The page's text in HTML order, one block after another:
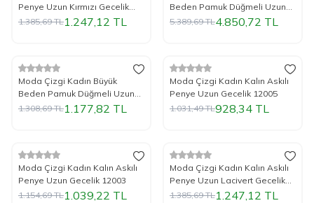
Penye Uzun Kırmızı Gecelik
12001
1.385,69TL1.247,12 TL
Beden Pamuk Düğmeli Uzun
Kol Tunik Gecelik 12207
5.389,69TL4.850,72 TL
%10İndirim
Yeni
Moda Çizgi Kadın Büyük
Beden Pamuk Düğmeli Uzun
Kol Tunik Gecelik 12206
1.308,69TL1.177,82 TL
%10İndirim
Yeni
Moda Çizgi Kadın Kalın Askılı
Penye Uzun Gecelik 12005
1.031,49TL928,34 TL
%10İndirim
Yeni
Moda Çizgi Kadın Kalın Askılı
Penye Uzun Gecelik 12003
1.154,69TL1.039,22 TL
%10İndirim
Yeni
Moda Çizgi Kadın Kalın Askılı
Penye Uzun Lacivert Gecelik
12001
1.385,69TL1.247,12 TL